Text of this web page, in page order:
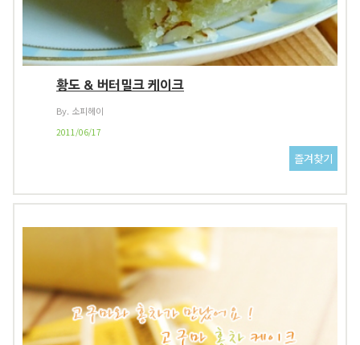
황도 & 버터밀크 케이크
By. 소피헤이
2011/06/17